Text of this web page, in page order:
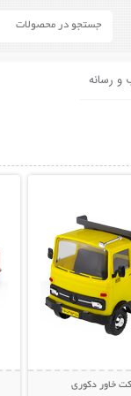
و رسانه
خاور دکوری